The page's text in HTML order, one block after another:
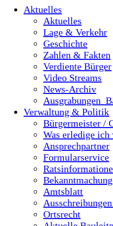
Aktuelles
Aktuelles
Lage & Verkehr
Geschichte
Zahlen & Fakten
Verdiente Bürger
Video Streams
News-Archiv
Verwaltung & Politik
Bürgermeister /
Was erledige ich
Ansprechpartner
Formularservice
Amtsblatt
Ortsrecht